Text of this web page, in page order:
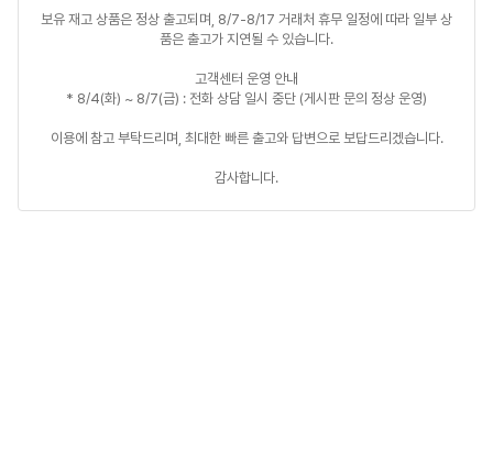
보유 재고 상품은 정상 출고되며, 8/7-8/17 거래처 휴무 일정에 따라 일부 상
품은 출고가 지연될 수 있습니다.
고객센터 운영 안내
* 8/4(화) ~ 8/7(금) : 전화 상담 일시 중단 (게시판 문의 정상 운영)
이용에 참고 부탁드리며, 최대한 빠른 출고와 답변으로 보답드리겠습니다.
감사합니다.